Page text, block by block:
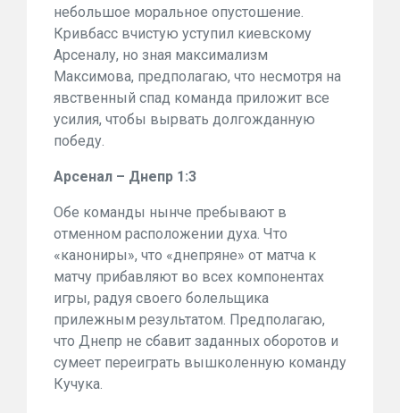
небольшое моральное опустошение.
Кривбасс вчистую уступил киевскому
Арсеналу, но зная максимализм
Максимова, предполагаю, что несмотря на
явственный спад команда приложит все
усилия, чтобы вырвать долгожданную
победу.
Арсенал – Днепр 1:3
Обе команды нынче пребывают в
отменном расположении духа. Что
«канониры», что «днепряне» от матча к
матчу прибавляют во всех компонентах
игры, радуя своего болельщика
прилежным результатом. Предполагаю,
что Днепр не сбавит заданных оборотов и
сумеет переиграть вышколенную команду
Кучука.